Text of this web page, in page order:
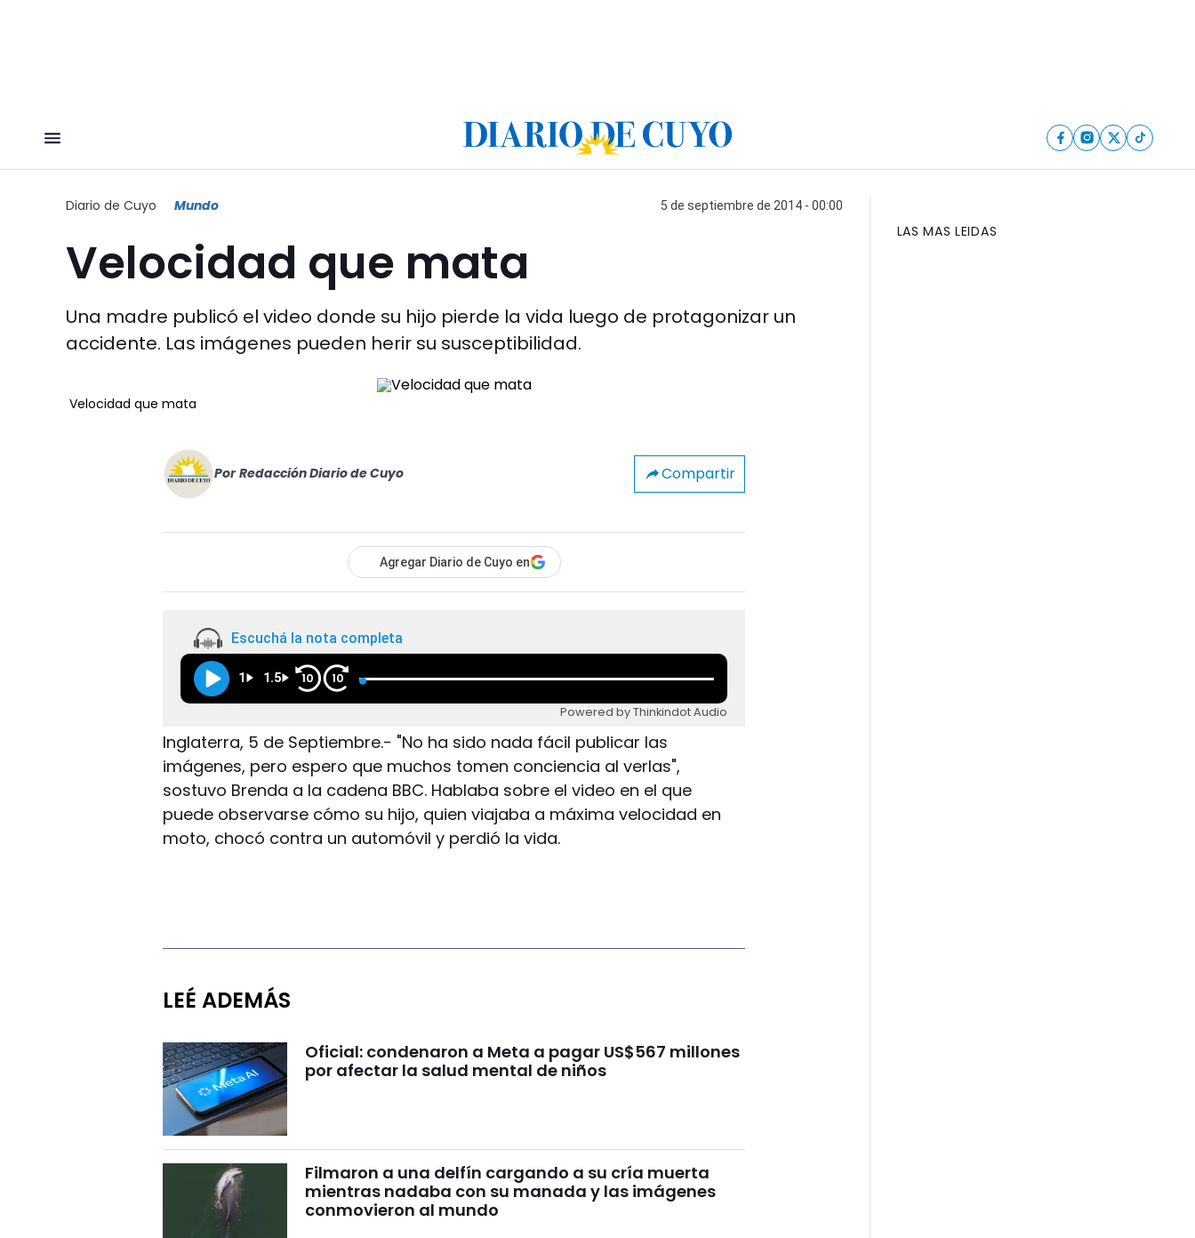
Diario de Cuyo Mundo 5 de septiembre de 2014 - 00:00
Velocidad que mata
Una madre publicó el video donde su hijo pierde la vida luego de protagonizar un
accidente. Las imágenes pueden herir su susceptibilidad.
Velocidad que mata
Por Redacción Diario de Cuyo Compartir
Agregar Diario de Cuyo en
Escuchá la nota completa
1 1.5 10 10
Powered by Thinkindot Audio
Inglaterra, 5 de Septiembre.- "No ha sido nada fácil publicar las
imágenes, pero espero que muchos tomen conciencia al verlas",
sostuvo Brenda a la cadena BBC. Hablaba sobre el video en el que
puede observarse cómo su hijo, quien viajaba a máxima velocidad en
moto, chocó contra un automóvil y perdió la vida.
LEÉ ADEMÁS
Oficial: condenaron a Meta a pagar US$567 millones
por afectar la salud mental de niños
Filmaron a una delfín cargando a su cría muerta
mientras nadaba con su manada y las imágenes
conmovieron al mundo
LAS MAS LEIDAS